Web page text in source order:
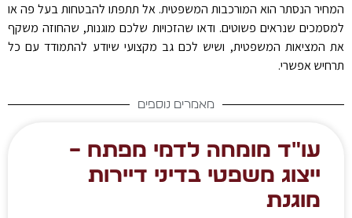
המחיר הנסתר הוא המורכבות המשפטית. אל תתפתו להבטחות בעל פה או
למסמכים שנראים פשוטים. ודאו שהזכויות שלכם מוגנות, שהחוזה משקף
את המציאות המשפטית, ושיש לכם גב מקצועי שיודע להתמודד עם כל
תרחיש אפשרי.
מאמרים נוספים
עו"ד מומחה לדמי מפתח –
ייצוג משפטי בדיני דיירות
מוגנת